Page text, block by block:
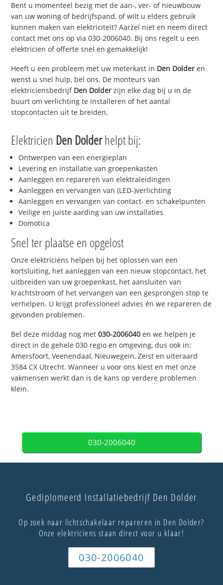
Bent u momenteel bezig met de aan-, ver- of nieuwbouw
van uw woning of bedrijfspand, of wilt u elders gebruik
kunnen maken van elektriciteit? Aarzel niet en neem direct
contact met ons op via 030-2006040. Bij ons regelt u een
elektricien of offerte snel en gemakkelijk!
Heeft u een probleem met uw meterkast in Den Dolder en
wenst u snel hulp, bel ons. De monteurs van
elektriciensbedrijf Den Dolder zijn elke dag bij u in de
buurt om verlichting te installeren of het aantal
stopcontacten uit te breiden.
Elektricien Den Dolderhelpt bij:
Ontwerpen van een energieplan
Levering en installatie van groepenkasten
Aanleggen en repareren van elektraleidingen
Aanleggen en vervangen van (LED-)verlichting
Aanleggen en vervangen van contact- en schakelpunten
Veilige en juiste aarding van uw installaties
Domotica
Snel ter plaatse en opgelost
Onze elektriciens helpen bij het oplossen van een
kortsluiting, het aanleggen van een nieuw stopcontact, het
uitbreiden van uw groepenkast, het aansluiten van
krachtstroom of het vervangen van een gesprongen stop te
verhelpen. U krijgt professioneel advies én we repareren de
gevonden problemen.
Bel deze middag nog met030-2006040 en we helpen je
direct in de gehele 030 regio en omgeving, dus ook in:
Amersfoort, Veenendaal, Nieuwegein, Zeist en uiteraard
3584 CX Utrecht. Wanneer u voor ons kiest en met onze
vakmensen werkt dan is de kans op verdere problemen
klein.
030-2006040
Gediplomeerd Installatiebedrijf Den Dolder
Op zoek naar lichtschakelaar repareren in Den Dolder?
Onze elektriciens staan direct voor u klaar!
030-2006040